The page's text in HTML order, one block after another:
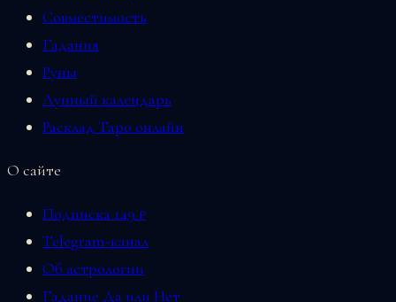
Совместимость
Гадания
Руны
Лунный календарь
Расклад Таро онлайн
О сайте
Подписка 149 ₽
Telegram-канал
Об астрологии
Гадание Да или Нет